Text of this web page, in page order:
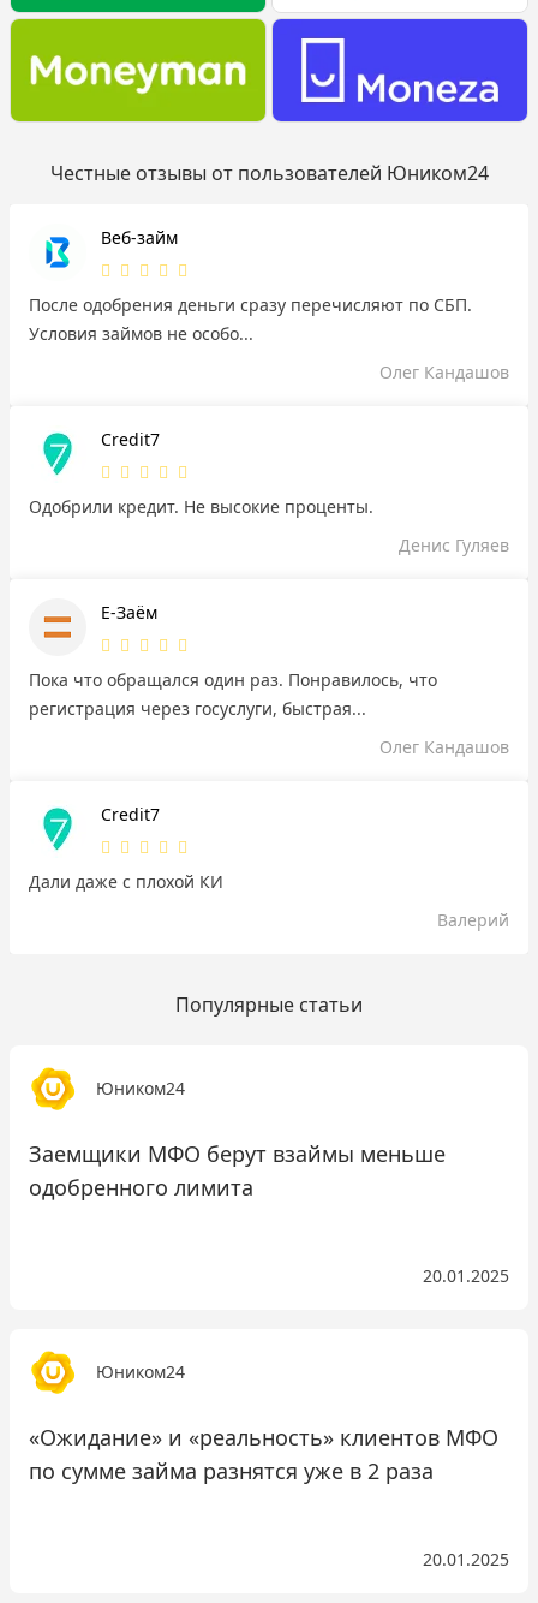
Честные отзывы от пользователей Юником24
Веб-займ
После одобрения деньги сразу перечисляют по СБП.
Условия займов не особо...
Олег Кандашов
Credit7
Одобрили кредит. Не высокие проценты.
Денис Гуляев
Е-Заём
Пока что обращался один раз. Понравилось, что
регистрация через госуслуги, быстрая...
Олег Кандашов
Credit7
Дали даже с плохой КИ
Валерий
Популярные статьи
Юником24
Заемщики МФО берут взаймы меньше
одобренного лимита
20.01.2025
Юником24
«Ожидание» и «реальность» клиентов МФО
по сумме займа разнятся уже в 2 раза
20.01.2025